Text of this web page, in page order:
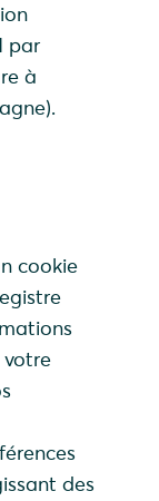
par
à
cookie
votre
des